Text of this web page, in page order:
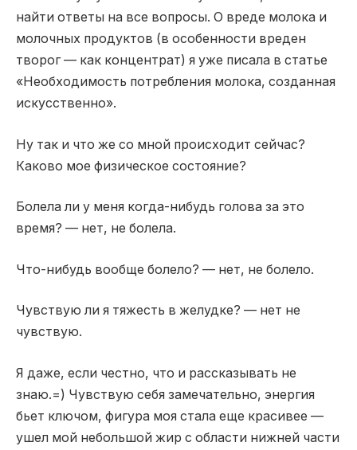
найти ответы на все вопросы. О вреде молока и
молочных продуктов (в особенности вреден
творог — как концентрат) я уже писала в статье
«Необходимость потребления молока, созданная
искусственно».
Ну так и что же со мной происходит сейчас?
Каково мое физическое состояние?
Болела ли у меня когда-нибудь голова за это
время? — нет, не болела.
Что-нибудь вообще болело? — нет, не болело.
Чувствую ли я тяжесть в желудке? — нет не
чувствую.
Я даже, если честно, что и рассказывать не
знаю.=) Чувствую себя замечательно, энергия
бьет ключом, фигура моя стала еще красивее —
ушел мой небольшой жир с области нижней части